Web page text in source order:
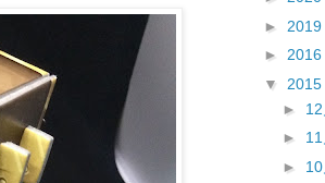
► 2019
► 2016
▼ 2015
► 12
► 11
► 10